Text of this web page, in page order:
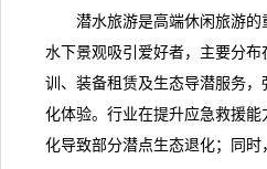
潜水旅游是高端休闲旅游的
水下景观吸引爱好者，主要分
训、装备租赁及生态导潜服务
化体验。行业在提升应急救援
化导致部分潜点生态退化；同